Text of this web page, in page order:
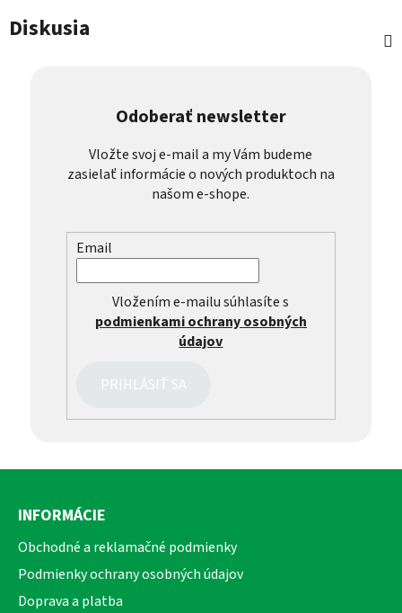
Diskusia
Odoberať newsletter
Vložte svoj e-mail a my Vám budeme
zasielať informácie o nových produktoch na
našom e-shope.
Email
Vložením e-mailu súhlasíte s
podmienkami ochrany osobných
údajov
PRIHLÁSIŤ SA
Z
INFORMÁCIE
Obchodné a reklamačné podmienky
Podmienky ochrany osobných údajov
Doprava a platba